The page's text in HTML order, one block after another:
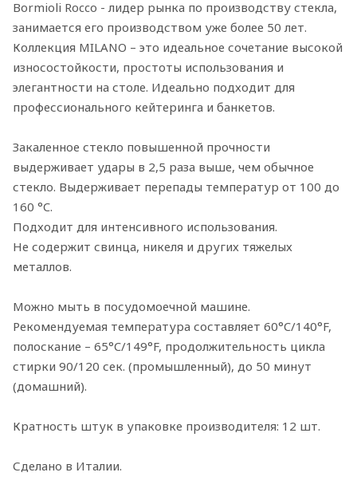
Bormioli Rocco - лидер рынка по производству стекла,
занимается его производством уже более 50 лет.
Коллекция MILANO – это идеальное сочетание высокой
износостойкости, простоты использования и
элегантности на столе. Идеально подходит для
профессионального кейтеринга и банкетов.
Закаленное стекло повышенной прочности
выдерживает удары в 2,5 раза выше, чем обычное
стекло. Выдерживает перепады температур от 100 до
160 °C.
Подходит для интенсивного использования.
Не содержит свинца, никеля и других тяжелых
металлов.
Можно мыть в посудомоечной машине.
Рекомендуемая температура составляет 60°C/140°F,
полоскание – 65°C/149°F, продолжительность цикла
стирки 90/120 сек. (промышленный), до 50 минут
(домашний).
Кратность штук в упаковке производителя: 12 шт.
Сделано в Италии.